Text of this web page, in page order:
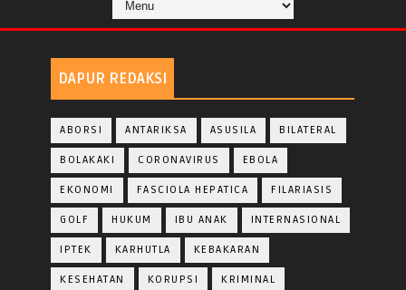
DAPUR REDAKSI
ABORSI ANTARIKSA ASUSILA BILATERAL
BOLAKAKI CORONAVIRUS EBOLA
EKONOMI FASCIOLA HEPATICA FILARIASIS
GOLF HUKUM IBU ANAK INTERNASIONAL
IPTEK KARHUTLA KEBAKARAN
KESEHATAN KORUPSI KRIMINAL